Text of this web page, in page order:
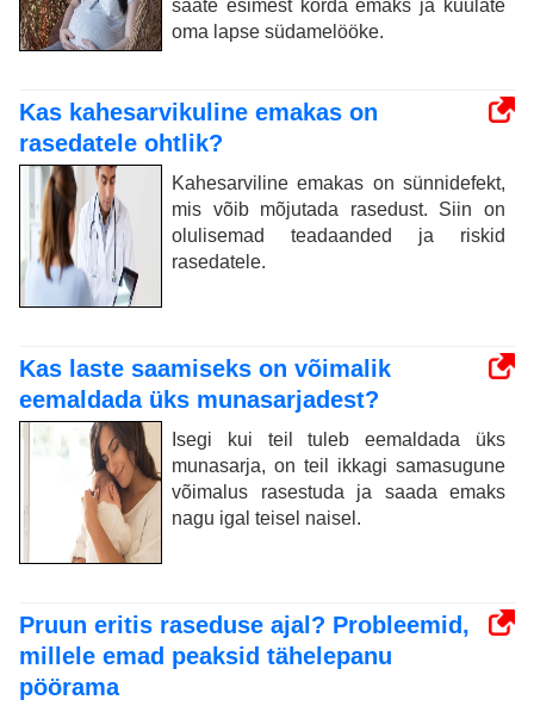
n
saate esimest korda emaks ja kuulate
oma lapse südamelööke.
Kas kahesarvikuline emakas on
rasedatele ohtlik?
Kahesarviline emakas on sünnidefekt,
mis võib mõjutada rasedust. Siin on
olulisemad teadaanded ja riskid
rasedatele.
Kas laste saamiseks on võimalik
eemaldada üks munasarjadest?
Isegi kui teil tuleb eemaldada üks
munasarja, on teil ikkagi samasugune
võimalus rasestuda ja saada emaks
nagu igal teisel naisel.
Pruun eritis raseduse ajal? Probleemid,
millele emad peaksid tähelepanu
pöörama